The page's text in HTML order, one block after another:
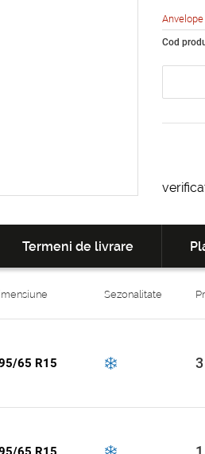
Cod
Termeni de livrare
Sezonalitate
65 R15